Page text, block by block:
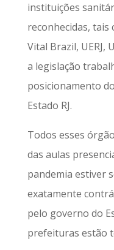
instituições
reconhecidas, tais
Vital Brazil, UERJ,
a legislação
posicionamento
Estado RJ.
Todos esses
das aulas
pandemia estiver
exatamente
pelo governo do
prefeituras estão